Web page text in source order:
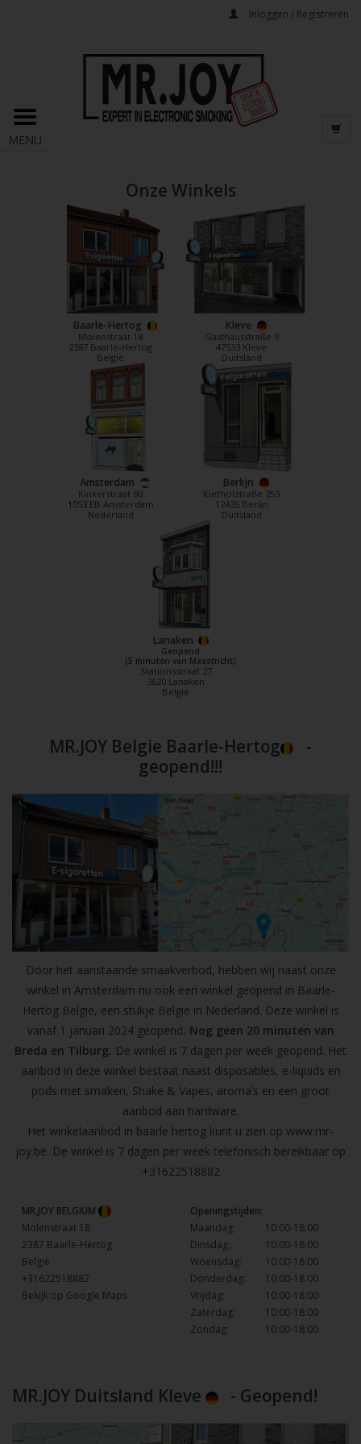
Inloggen / Registreren
MENU
Onze Winkels
Baarle-Hertog
Molenstraat 18
2387 Baarle-Hertog
België
Kleve
Gasthausstraße 9
47533 Kleve
Duitsland
Amsterdam
Kinkerstraat 90
1053 EB Amsterdam
Nederland
Berlijn
Kiefholztraße 253
12435 Berlin
Duitsland
Lanaken
Geopend
(5 minuten van Maastricht)
Stationsstraat 27
3620 Lanaken
België
MR.JOY Belgie Baarle-Hertog
-
geopend!!!
Door het aanstaande smaakverbod, hebben wij naast onze
winkel in Amsterdam nu ook een winkel geopend in Baarle-
Hertog Belgie, een stukje Belgie in Nederland. Deze winkel is
vanaf 1 januari 2024 geopend, Nog geen 20 minuten van
Breda en Tilburg. De winkel is 7 dagen per week geopend. Het
aanbod in deze winkel bestaat naast disposables, e-liquids en
pods met smaken, Shake & Vapes, aroma’s en een groot
aanbod aan hardware.
Het winkelaanbod in baarle hertog kunt u zien op www.mr-
joy.be. De winkel is 7 dagen per week telefonisch bereikbaar op
+31622518882
MR.JOY BELGIUM
Molenstraat 18
2387 Baarle-Hertog
België
+31622518882
Bekijk op Google Maps
Openingstijden:
Maandag:
10:00-18:00
Dinsdag:
10:00-18:00
Woensdag:
10:00-18:00
Donderdag:
10:00-18:00
Vrijdag:
10:00-18:00
Zaterdag:
10:00-18:00
Zondag:
10:00-18:00
MR.JOY Duitsland Kleve - Geopend!